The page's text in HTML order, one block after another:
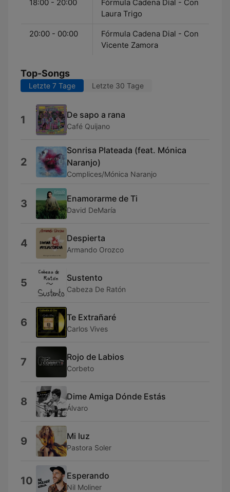
18:00 - 20:00
Fórmula Cadena Dial - Con
Laura Trigo
20:00 - 00:00
Fórmula Cadena Dial - Con
Vicente Zamora
Top-Songs
Letzte 7 Tage Letzte 30 Tage
1 De sapo a rana
Café Quijano
2
Sonrisa Plateada (feat. Mónica
Naranjo)
Complices/Mónica Naranjo
3 Enamorarme de Ti
David DeMaría
4 Despierta
Armando Orozco
5 Sustento
Cabeza De Ratón
6 Te Extrañaré
Carlos Vives
7 Rojo de Labios
Corbeto
8 Dime Amiga Dónde Estás
Álvaro
9 Mi luz
Pastora Soler
10 Esperando
Nil Moliner